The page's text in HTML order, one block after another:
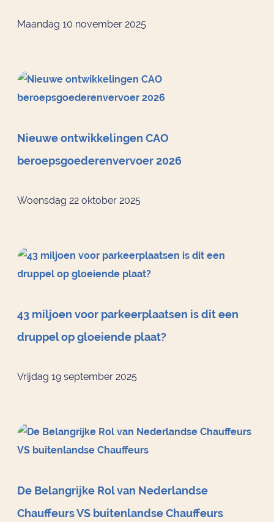
Maandag 10 november 2025
Nieuwe ontwikkelingen CAO
beroepsgoederenvervoer 2026
Woensdag 22 oktober 2025
43 miljoen voor parkeerplaatsen is dit een
druppel op gloeiende plaat?
Vrijdag 19 september 2025
De Belangrijke Rol van Nederlandse
Chauffeurs VS buitenlandse Chauffeurs